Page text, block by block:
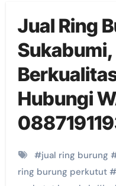
Jual Ring
Hubungi
#jual ring burung
ring burung perkutut#